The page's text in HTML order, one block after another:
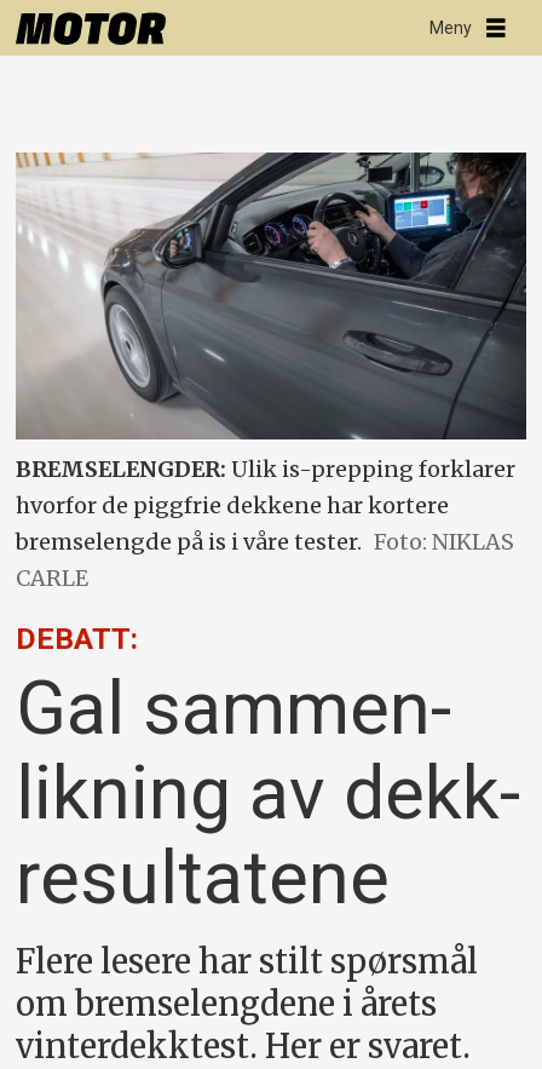
BREMSELENGDER: Ulik is-prepping forklarer
hvorfor de piggfrie dekkene har kortere
bremselengde på is i våre tester. Foto: NIKLAS
CARLE
DEBATT:
Gal sammen­­
likning av dekk-
resultatene
Flere lesere har stilt spørsmål
om bremselengdene i årets
vinterdekktest. Her er svaret.